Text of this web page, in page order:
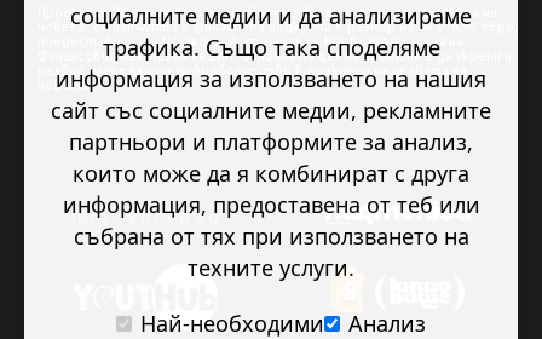
Проектът “Младежкото доброволчество в подкрепа на правата на
човека” се изпълнява с финансова подкрепа в размер на 89 978.50 евро,
предоставена от Исландия, Лихтенщайн и Норвегия по линия на
Финансовия механизъм на ЕИП. Основната цел на проекта е да укрепи и
развие младежкото доброволчество в подкрепа на правата на
човека.
социалните медии и да анализираме
трафика. Също така споделяме
информация за използването на нашия
сайт със социалните медии, рекламните
партньори и платформите за анализ,
които може да я комбинират с друга
информация, предоставена от теб или
събрана от тях при използването на
техните услуги.
Най-необходими
Анализ